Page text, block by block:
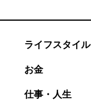
ライフスタイル
お金
仕事・人生